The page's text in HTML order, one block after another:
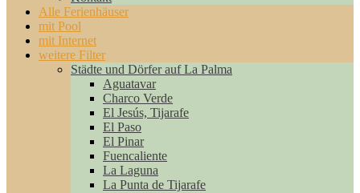
Alle Ferienhäuser
mit Pool
mit Internet
weitere Filter
Städte und Dörfer auf La Palma
Aguatavar
Charco Verde
El Jesús, Tijarafe
El Paso
El Pinar
Fuencaliente
La Laguna
La Punta de Tijarafe